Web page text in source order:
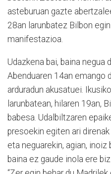
asteburuan gazte
28an larunbatez Bilbon
manifestazioa.
Udazkena bai, baina negua
Abenduaren 14an emango
arduradun akusatuei.
larunbatean, hilaren 19an,
babesa. Udalbiltzaren
presoekin egiten ari
eta neguarekin, agian,
baina ez gaude inola ere